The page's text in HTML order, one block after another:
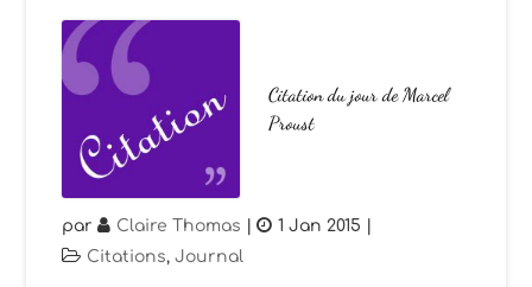
Citation du jour de Marcel
Proust
par Claire Thomas | 1 Jan 2015 |
Citations,Journal